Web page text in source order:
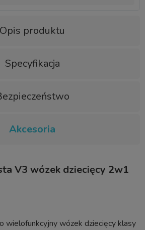
Opis produktu
Specyfikacja
Akcesoria
V3 wózek dziecięcy 2w1
wielofunkcyjny wózek dziecięcy klasy